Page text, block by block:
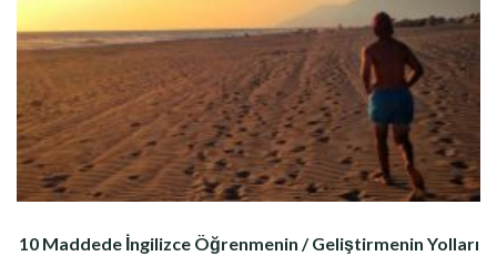
10 Maddede İngilizce Öğrenmenin / Geliştirmenin Yolları